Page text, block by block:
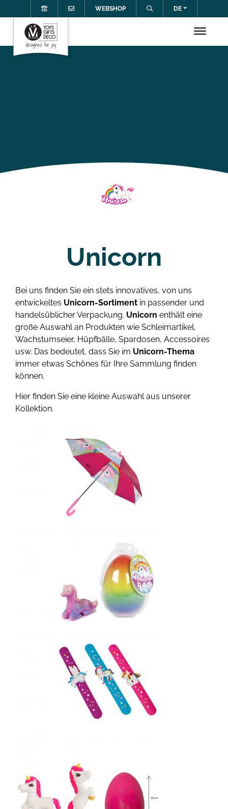
WEBSHOP DE
Unicorn
Bei uns finden Sie ein stets innovatives, von uns
entwickeltes Unicorn-Sortiment in passender und
handelsüblicher Verpackung. Unicorn enthält eine
große Auswahl an Produkten wie Schleimartikel,
Wachstumseier, Hüpfbälle, Spardosen, Accessoires
usw. Das bedeutet, dass Sie im Unicorn-Thema
immer etwas Schönes für Ihre Sammlung finden
können.
Hier finden Sie eine kleine Auswahl aus unserer
Kollektion.